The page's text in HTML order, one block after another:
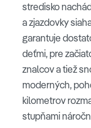
stredisko
a zjazdovky
garantuje
deťmi, pre
znalcov a tiež
moderných,
kilometrov
stupňami